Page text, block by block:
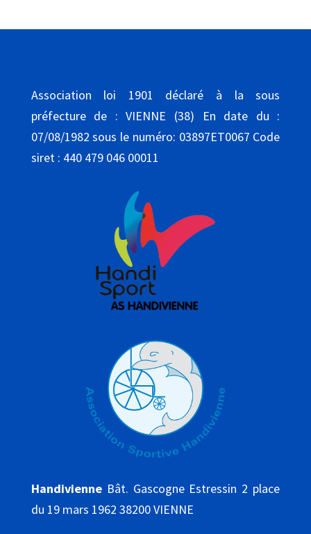
Association loi 1901 déclaré à la sous
préfecture de : VIENNE (38) En date du :
07/08/1982 sous le numéro: 03897ET0067 Code
siret : 440 479 046 00011
HandivienneBât. Gascogne Estressin 2 place
du 19 mars 1962 38200 VIENNE